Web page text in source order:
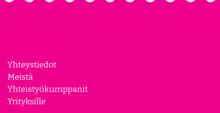
Yhteystiedot
Meistä
Yhteistyökumppanit
Yrityksille